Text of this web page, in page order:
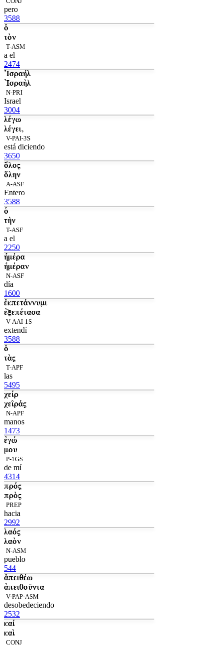
pero
3588
ὁ
τὸν
T-ASM
a el
2474
Ἰσραήλ
Ἰσραὴλ
N-PRI
Israel
3004
λέγω
λέγει,
V-PAI-3S
está diciendo
3650
ὅλος
ὅλην
A-ASF
Entero
3588
ὁ
τὴν
T-ASF
a el
2250
ἡμέρα
ἡμέραν
N-ASF
día
1600
ἐκπετάννυμι
ἐξεπέτασα
V-AAI-1S
extendí
3588
ὁ
τὰς
T-APF
las
5495
χείρ
χεῖράς
N-APF
manos
1473
ἐγώ
μου
P-1GS
de mí
4314
πρός
πρὸς
PREP
hacia
2992
λαός
λαὸν
N-ASM
pueblo
544
ἀπειθέω
ἀπειθοῦντα
V-PAP-ASM
desobedeciendo
2532
καί
καὶ
CONJ